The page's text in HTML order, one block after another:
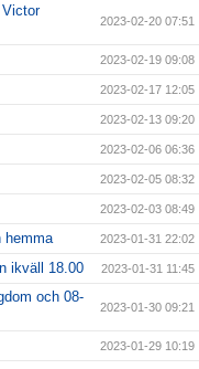
2023-02-20 07:51
2023-02-19 09:08
2023-02-17 12:05
2023-02-13 09:20
2023-02-06 06:36
2023-02-05 08:32
2023-02-03 08:49
hemma 2023-01-31 22:02
ikväll 18.00 2023-01-31 11:45
och 08-
2023-01-30 09:21
2023-01-29 10:19